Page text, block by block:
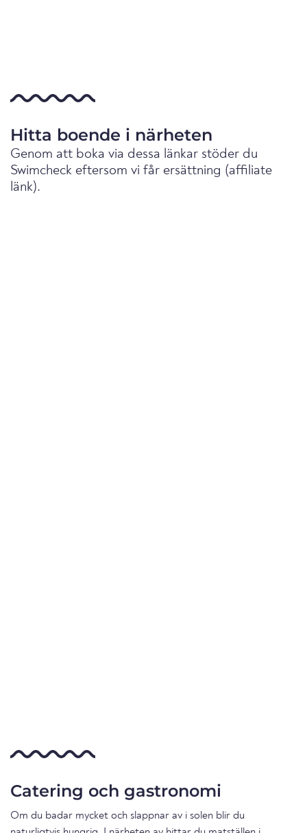
Hitta boende i närheten
Genom att boka via dessa länkar stöder du
Swimcheck eftersom vi får ersättning (affiliate
länk).
Catering och gastronomi
Om du badar mycket och slappnar av i solen blir du